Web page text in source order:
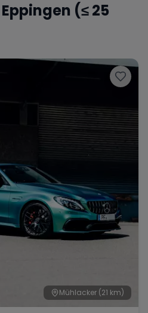
Jaguar
Chevrolet Dodge
Eppingen (≤ 25
Mühlacker (21 km)